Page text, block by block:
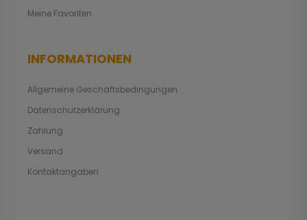
Meine Favoriten
INFORMATIONEN
Allgemeine Geschäftsbedingungen
Datenschutzerklärung
Zahlung
Versand
Kontaktangaben